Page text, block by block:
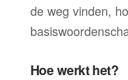
de weg vinden,
Hoe werkt het?